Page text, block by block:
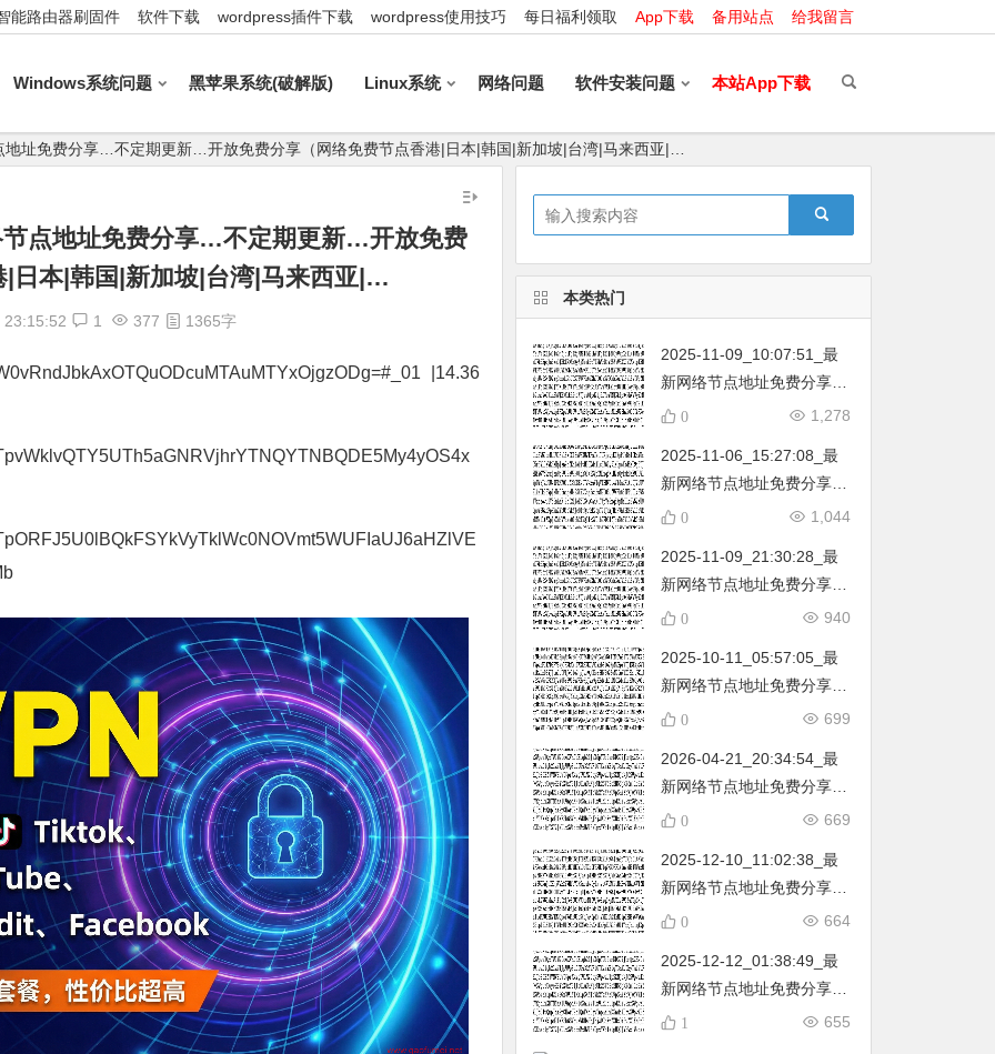
能路由器刷固件 软件下载 wordpress插件下载 wordpress使用技巧 每日福利领取 App下载 备用站点 给我留言
Windows系统问题 黑苹果系统(破解版) Linux系统 网络问题 软件安装问题 本站App下载
址免费分享…不定期更新…开放免费分享（网络免费节点香港|日本|韩国|新加坡|台湾|马来西亚|…
节点地址免费分享…不定期更新…开放免费
|日本|韩国|新加坡|台湾|马来西亚|…
23:15:52 1 377 1365字
|14.36
本类热门
2025-11-09_10:07:51_最
新网络节点地址免费分享…
不定期更新…开放免费分享
韩国|新加坡|台湾|马来西亚|
…
1,278
0
2025-11-06_15:27:08_最
新网络节点地址免费分享…
不定期更新…开放免费分享
韩国|新加坡|台湾|马来西亚|
…
1,044
0
2025-11-09_21:30:28_最
新网络节点地址免费分享…
不定期更新…开放免费分享
韩国|新加坡|台湾|马来西亚|
…
940
0
2025-10-11_05:57:05_最
新网络节点地址免费分享…
不定期更新…开放免费分享
韩国|新加坡|台湾|马来西亚|
…
699
0
2026-04-21_20:34:54_最
新网络节点地址免费分享…
不定期更新…开放免费分享
韩国|新加坡|台湾|马来西亚|
…
669
0
2025-12-10_11:02:38_最
新网络节点地址免费分享…
不定期更新…开放免费分享
韩国|新加坡|台湾|马来西亚|
…
664
0
2025-12-12_01:38:49_最
新网络节点地址免费分享…
不定期更新…开放免费分享
655
1